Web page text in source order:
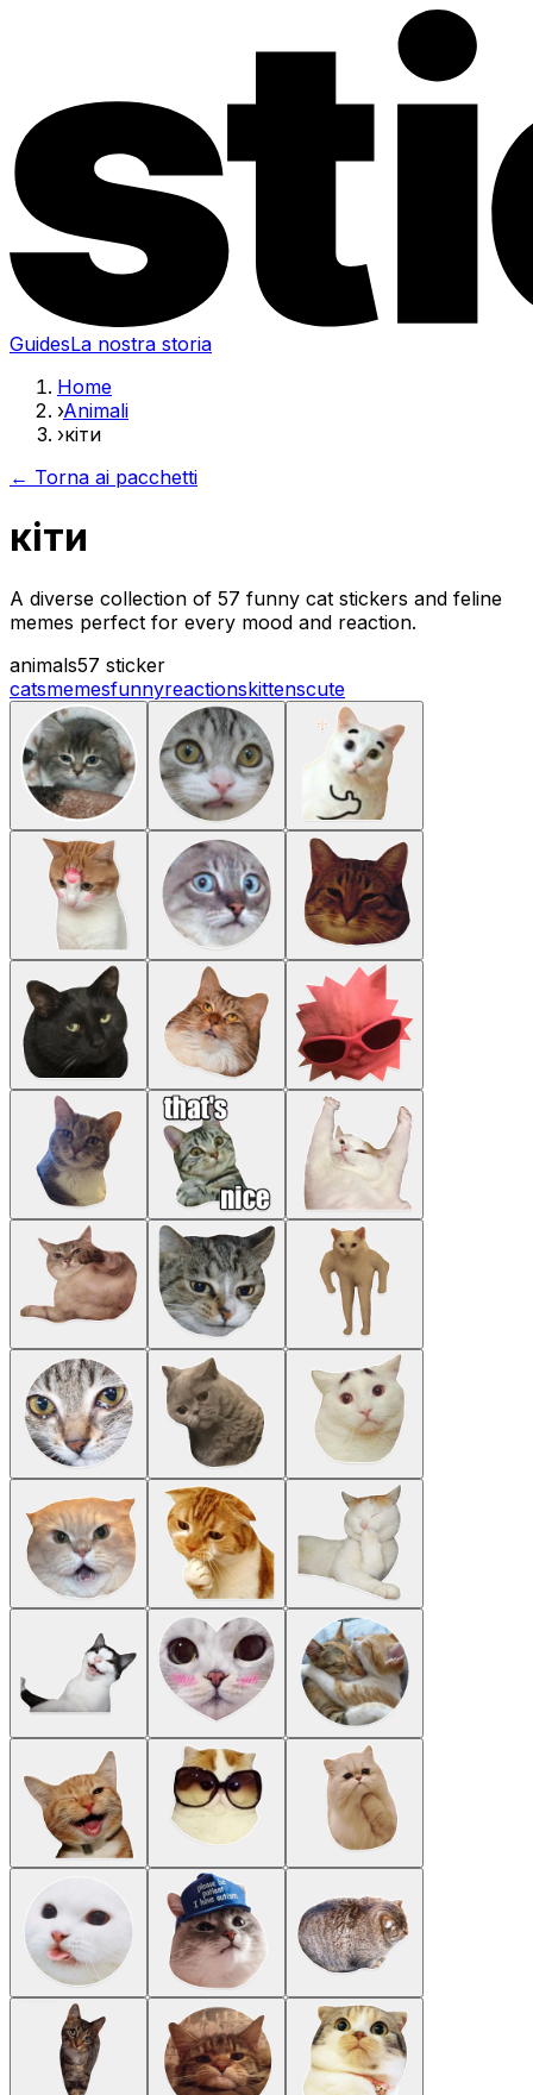
GuidesLa nostra storia
Home
›Animali
›кiти
← Torna ai pacchetti
кiти
A diverse collection of 57 funny cat stickers and feline
memes perfect for every mood and reaction.
animals57 sticker
catsmemesfunnyreactionskittenscute